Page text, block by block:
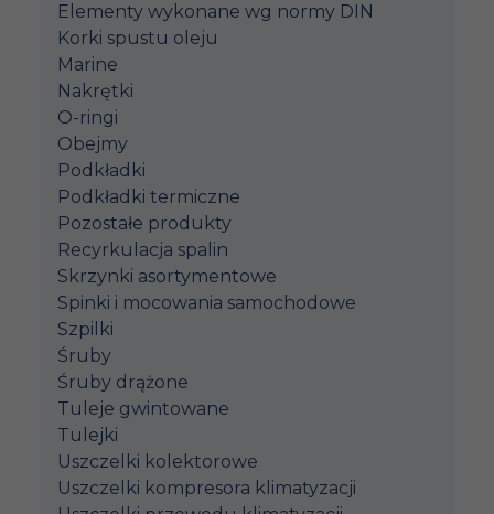
Elementy wykonane wg normy DIN
Korki spustu oleju
Marine
Nakrętki
O-ringi
Obejmy
Podkładki
Podkładki termiczne
Pozostałe produkty
Recyrkulacja spalin
Skrzynki asortymentowe
Spinki i mocowania samochodowe
Szpilki
Śruby
Śruby drążone
Tuleje gwintowane
Tulejki
Uszczelki kolektorowe
Uszczelki kompresora klimatyzacji